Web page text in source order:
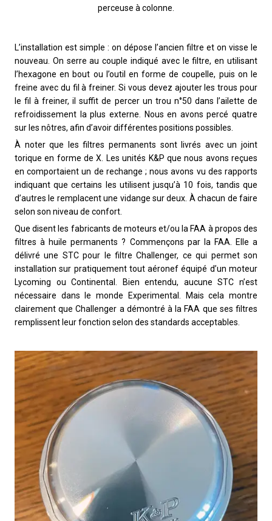
perceuse à colonne.
L’installation est simple : on dépose l’ancien filtre et on visse le
nouveau. On serre au couple indiqué avec le filtre, en utilisant
l’hexagone en bout ou l’outil en forme de coupelle, puis on le
freine avec du fil à freiner. Si vous devez ajouter les trous pour
le fil à freiner, il suffit de percer un trou n°50 dans l’ailette de
refroidissement la plus externe. Nous en avons percé quatre
sur les nôtres, afin d’avoir différentes positions possibles.
À noter que les filtres permanents sont livrés avec un joint
torique en forme de X. Les unités K&P que nous avons reçues
en comportaient un de rechange ; nous avons vu des rapports
indiquant que certains les utilisent jusqu’à 10 fois, tandis que
d’autres le remplacent une vidange sur deux. À chacun de faire
selon son niveau de confort.
Que disent les fabricants de moteurs et/ou la FAA à propos des
filtres à huile permanents ? Commençons par la FAA. Elle a
délivré une STC pour le filtre Challenger, ce qui permet son
installation sur pratiquement tout aéronef équipé d’un moteur
Lycoming ou Continental. Bien entendu, aucune STC n’est
nécessaire dans le monde Experimental. Mais cela montre
clairement que Challenger a démontré à la FAA que ses filtres
remplissent leur fonction selon des standards acceptables.